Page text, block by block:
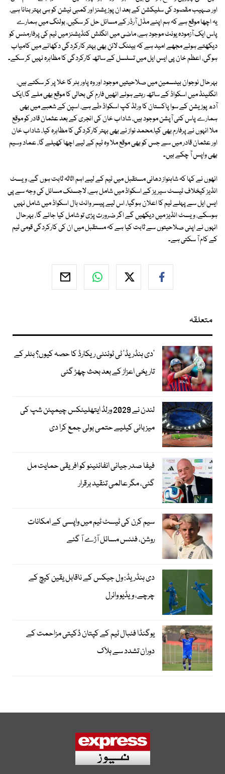
اور صہیب مقصود کی سلیکشن کے بعد ان پوزیشنز اور کمبی نیشن کو ہی بہتر بنانا ہے،
یہ اچھا موقع ہے کہ ہم اپنے مڈل آرڈر کے مسائل حل کر سکیں، بولنگ میں ہمارے
پاس ایک آزمودہ یونٹ موجود ہے، ماضی میں انگلش کنڈیشنز میں ٹیم کی پرفارمنس کو
دیکھتے ہوئے مجھے امید ہے کہ بیٹنگ لائن بھی بہتر کارکردگی دکھانے میں کامیاب
ہوگی، اعظم خان پی ایس ایل میں تسلسل کے ساتھ کارکردگی کا مظاہرہ نہیں کر سکے۔
بہرحال نوجوان بیٹسمین میں صلاحیتیں موجود اور وہ پاور ہٹر کا خلا پر کر سکتے ہیں،
انگلینڈ میں اسکواڈ کے ساتھ رہتے ہوئے انھیں فارم کی بحالی کا موقع بھی ملے گا،ایک
آدھ پوزیشن کے سوا پاکستان کا ورلڈ کپ اسکواڈ طے ہے، اسپن کے شعبے میں بھی
ہمارے پاس کئی آپشن موجود ہیں، شاداب خان کی انجری کے بعد عثمان قادر کو موقع
ملا انہوں نے پرفارم بھی کیا،محمد نواز نے بھی بہتر کارکردگی کا مظاہرہ کیا، شاداب خان
اور عثمان قادر میں سے جس کو بھی موقع ملا وہ ٹیم کے لیے اچھا کھیلے گا، عماد وسیم
بھی واپس آ چکے ہیں۔
انھوں نے کہا کہ شاہنواز دھانی مستقبل میں ٹیم کے لیے اہم اثاثہ ثابت ہوں گے، ویسٹ
انڈیز کیخلاف ٹیسٹ سیریز کے اسکواڈ میں شامل ہے، لاجسٹک مسائل کی وجہ سے پی
ایس ایل سے پہلے ٹیم کا اعلان ہوگیا، اس لیے پیسر وائٹ بال اسکواڈ میں شامل نہیں
ہوسکے، ویسٹ انڈیز میں دیکھیں گے اگر ضرورت پڑی تو شامل کیا جائے گا، بہرحال
انہوں نے اپنی صلاحیتوں سے ثابت کیا ہے کہ مستقبل میں ان کی کارکردگی قومی ٹیم
کے کام آ سکتی ہے۔
متعلقہ
’دی ہنڈریڈ‘ ٹی ٹوئنٹی ریکارڈ کا حصہ کیوں؟ بٹلر کے
تاریخی اعزاز کے بعد بحث چھڑ گئی
لندن نے 2029 ورلڈ ایتھلیٹکس چیمپئن شپ کی
میزبانی کیلیے حتمی بولی جمع کرا دی
فیفا صدر جیانی انفانٹینو کو افریقی حمایت مل
گئی، مگر عالمی تنقید برقرار
سیم کرن کی ٹیسٹ ٹیم میں واپسی کے امکانات
روشن، فٹنس مسائل آڑے آ گئے
دی ہنڈریڈ: ول جیکس کے ناقابل یقین کیچ کے
چرچے، ویڈیو وائرل
یوگنڈا فٹبال ٹیم کے کپتان ڈکیتی مزاحمت کے
دوران تشدد سے ہلاک